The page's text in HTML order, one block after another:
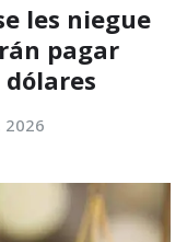
les niegue
pagar
2026